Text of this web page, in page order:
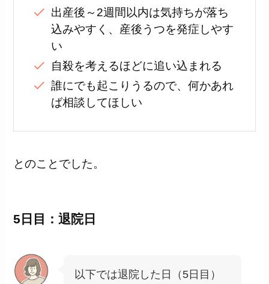
出産後～2週間以内は気持ちが落ち
込みやすく、産後うつを発症しやす
い
自殺を考えるほどに追い込まれる
誰にでも起こりうるので、何かあれ
ば相談してほしい
とのことでした。
5日目：退院日
以下では退院した日（5日目）